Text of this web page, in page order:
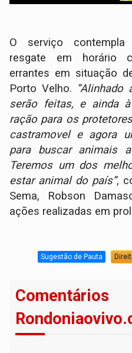
O serviço contempla
resgate em horário
errantes em situação
Porto Velho.
serão feitas, e ainda
ração para os
castramovel e agora
para buscar animais
Teremos um dos
estar animal do país”,
Sema, Robson
ações realizadas em
Sugestão de Pauta
Comentários